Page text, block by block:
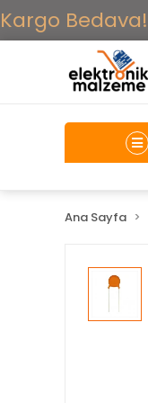
Bedava!
Ana Sayfa